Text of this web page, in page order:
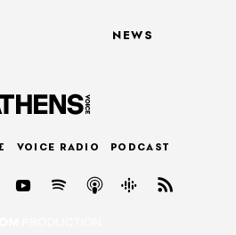
NEWS
VOICE RADIO PODCAST